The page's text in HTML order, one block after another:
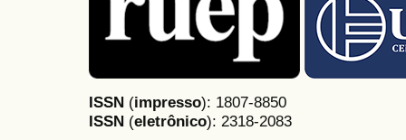
ISSN (impresso): 1807-8850
ISSN (eletrônico): 2318-2083